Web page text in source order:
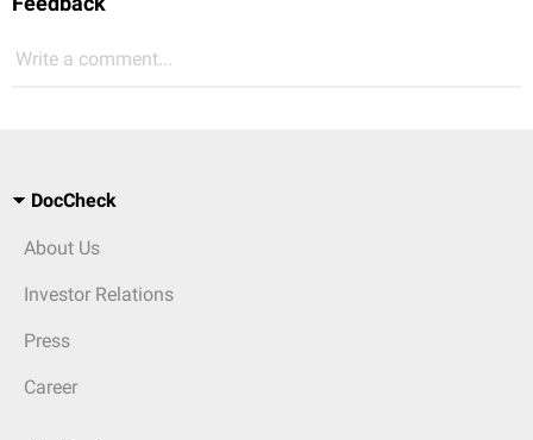
Write a comment...
DocCheck
About Us
Investor Relations
Press
Career